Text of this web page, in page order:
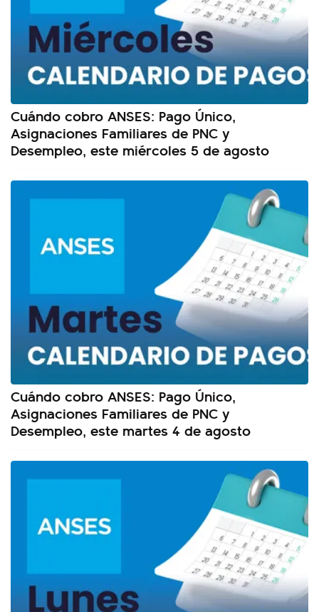
Cuándo cobro ANSES: Pago Único,
Asignaciones Familiares de PNC y
Desempleo, este miércoles 5 de agosto
Cuándo cobro ANSES: Pago Único,
Asignaciones Familiares de PNC y
Desempleo, este martes 4 de agosto